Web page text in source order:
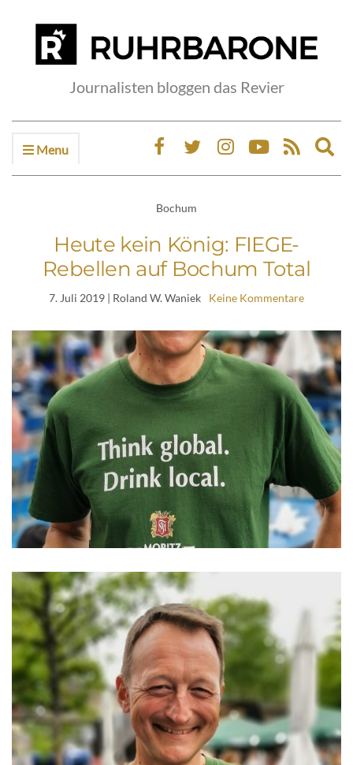
Journalisten bloggen das Revier
Menu
Bochum
Heute kein König: FIEGE-
Rebellen auf Bochum Total
7. Juli 2019 | Roland W. Waniek Keine Kommentare